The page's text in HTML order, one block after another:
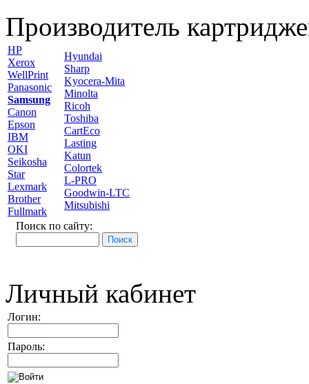
Производитель
HP
Xerox
WellPrint
Panasonic
Samsung
Canon
Epson
IBM
OKI
Seikosha
Star
Lexmark
Brother
Fullmark
Hyundai
Sharp
Kyocera-Mita
Minolta
Ricoh
Toshiba
CartEco
Lasting
Katun
Colortek
L-PRO
Goodwin-LTC
Mitsubishi
Поиск по сайту:
Личный кабинет
Логин:
Пароль: